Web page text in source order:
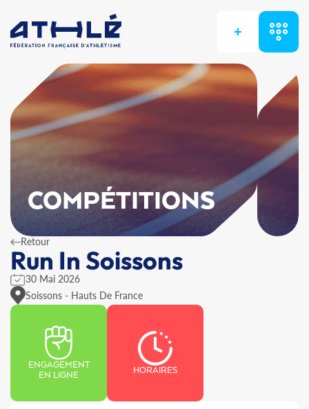
+
COMPÉTITIONS
Retour
Run In Soissons
30 Mai 2026
Soissons - Hauts De France
ENGAGEMENT
EN LIGNE
HORAIRES